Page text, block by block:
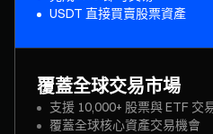
USDT 直接買賣股票資產
覆蓋全球交易市場
支援 10,000+ 股票與 ETF 交
覆蓋全球核心資產交易機會